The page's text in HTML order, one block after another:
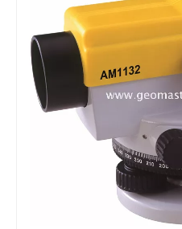
ระดับอัตโนมัติ